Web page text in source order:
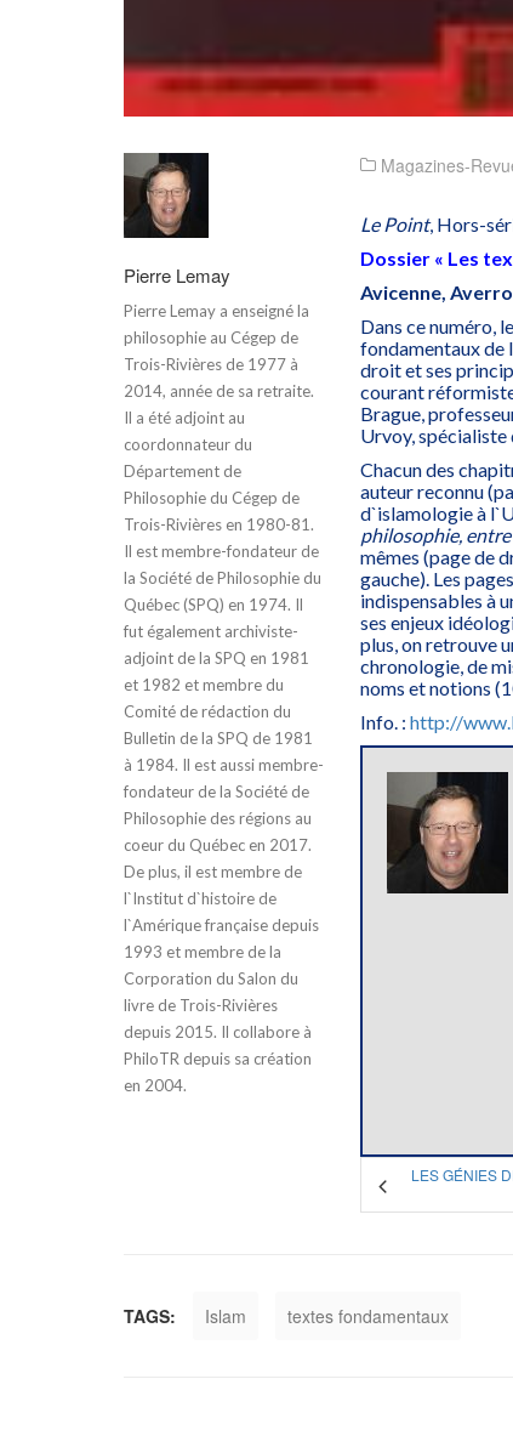
Pierre Lemay
Pierre Lemay a enseigné la
philosophie au Cégep de
Trois-Rivières de 1977 à
2014, année de sa retraite.
Il a été adjoint au
coordonnateur du
Département de
Philosophie du Cégep de
Trois-Rivières en 1980-81.
Il est membre-fondateur de
la Société de Philosophie du
Québec (SPQ) en 1974. Il
fut également archiviste-
adjoint de la SPQ en 1981
et 1982 et membre du
Comité de rédaction du
Bulletin de la SPQ de 1981
à 1984. Il est aussi membre-
fondateur de la Société de
Philosophie des régions au
coeur du Québec en 2017.
De plus, il est membre de
l`Institut d`histoire de
l`Amérique française depuis
1993 et membre de la
Corporation du Salon du
livre de Trois-Rivières
depuis 2015. Il collabore à
PhiloTR depuis sa création
en 2004.
Magazines-
Le Point, Hors-
Dossier « Les
Avicenne,
Dans ce numéro,
fondamentaux de
droit et ses
courant
Brague,
Urvoy, spécialiste
Chacun des
auteur reconnu
d`islamologie à
philosophie,
mêmes (page de
gauche). Les
indispensables à
ses enjeux
plus, on retrouve
chronologie, de
noms et notions
Info. : http://
LES GÉNIES
TAGS: Islam textes fondamentaux